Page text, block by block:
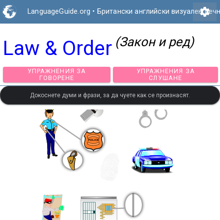
LanguageGuide.org • Британски английски визуаленsettings
Law & Order (Закон и ред)
УПРАЖНЕНИЯ ЗА
ГОВОРЕНЕ
УПРАЖНЕНИЯ
СЛУШАНЕ
Докоснете думи и фрази, за да чуете как се произнасят.